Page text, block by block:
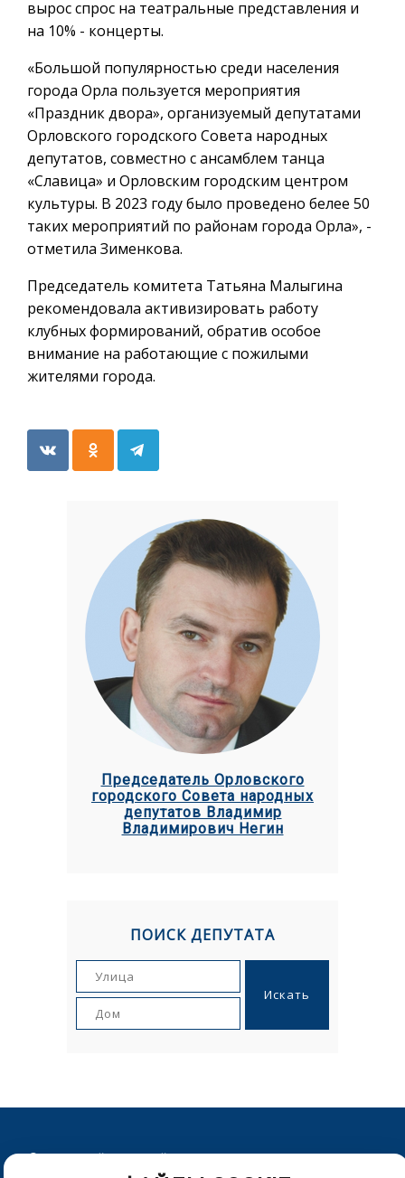
вырос спрос на театральные представления и
на 10% - концерты.
«Большой популярностью среди населения
города Орла пользуется мероприятия
«Праздник двора», организуемый депутатами
Орловского городского Совета народных
депутатов, совместно с ансамблем танца
«Славица» и Орловским городским центром
культуры. В 2023 году было проведено белее 50
таких мероприятий по районам города Орла», -
отметила Зименкова.
Председатель комитета Татьяна Малыгина
рекомендовала активизировать работу
клубных формирований, обратив особое
внимание на работающие с пожилыми
жителями города.
Председатель Орловского
городского Совета народных
депутатов Владимир
Владимирович Негин
ПОИСК ДЕПУТАТА
© Орловский городской Совет народных депутатов. г.Орел,